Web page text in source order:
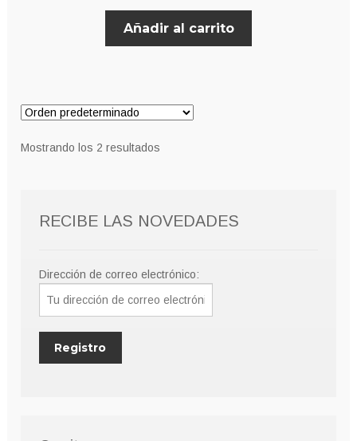
precio
original
precio
actual
Añadir al carrito
Mostrando los 2 resultados
RECIBE LAS NOVEDADES
Dirección de correo electrónico: